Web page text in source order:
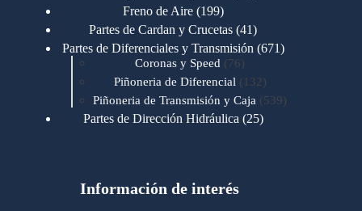
Freno de Aire 199199
productos
Partes de Cardan y Crucetas 4141
productos
Partes de Diferenciales y Transmisión 671671
Coronas y Speed 7676
productos
Piñoneria de Diferencial 132 132
productos
Piñoneria de Transmisión y Caja 539539
Partes de Dirección Hidráulica 2525
Motores Cummins 723
Información de interés